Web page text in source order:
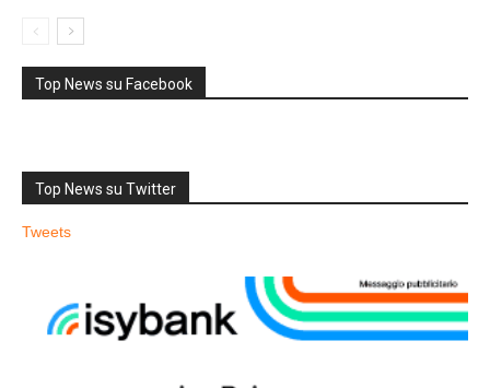
Top News su Facebook
Top News su Twitter
Tweets